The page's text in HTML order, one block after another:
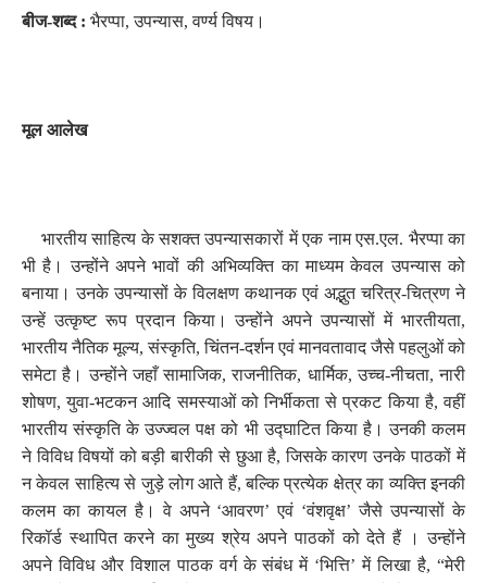
बीज-शब्द : भैरप्पा,उपन्यास,वर्ण्य विषय ।
मूल आलेख
भारतीय साहित्य के सशक्त उपन्यासकारों में एक नाम एस.एल. भैरप्पा का
भी है। उन्होंने अपने भावों की अभिव्यक्ति का माध्यम केवल उपन्यास को
बनाया। उनके उपन्यासों के विलक्षण कथानक एवं अद्भुत चरित्र-चित्रण ने
उन्हें उत्कृष्ट रूप प्रदान किया। उन्होंने अपने उपन्यासों में भारतीयता,
भारतीय नैतिक मूल्य,संस्कृति,चिंतन-दर्शन एवं मानवतावाद जैसे पहलुओं को
समेटा है। उन्होंने जहाँ सामाजिक,राजनीतिक, धार्मिक,उच्च-नीचता,नारी
शोषण,युवा-भटकन आदि समस्याओं को निर्भीकता से प्रकट किया है,वहीं
भारतीय संस्कृति के उज्ज्वल पक्ष को भी उद्घाटित किया है। उनकी कलम
ने विविध विषयों को बड़ी बारीकी से छुआ है,जिसके कारण उनके पाठकों में
न केवल साहित्य से जुड़े लोग आते हैं,बल्कि प्रत्येक क्षेत्र का व्यक्ति इनकी
कलम का कायल है। वे अपने ‘आवरण’ एवं ‘वंशवृक्ष’ जैसे उपन्यासों के
रिकॉर्ड स्थापित करने का मुख्य श्रेय अपने पाठकों को देते हैं । उन्होंने
अपने विविध और विशाल पाठक वर्ग के संबंध में ‘भित्ति’ में लिखा है, “मेरी